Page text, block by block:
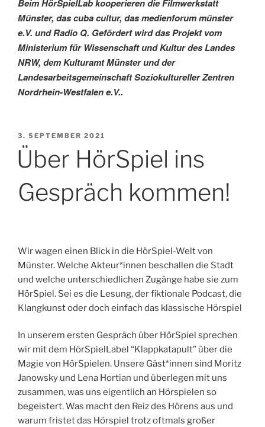
Beim HörSpielLab kooperieren die Filmwerkstatt
Münster, das cuba cultur, das medienforum münster
e.V. und Radio Q. Gefördert wird das Projekt vom
Ministerium für Wissenschaft und Kultur des Landes
NRW, dem Kulturamt Münster und der
Landesarbeitsgemeinschaft Soziokultureller Zentren
Nordrhein-Westfalen e.V..
VERÖFFENTLICHT
AM
3. SEPTEMBER 2021
Über HörSpiel ins
Gespräch kommen!
Wir wagen einen Blick in die HörSpiel-Welt von
Münster. Welche Akteur*innen beschallen die Stadt
und welche unterschiedlichen Zugänge habe sie zum
HörSpiel. Sei es die Lesung, der fiktionale Podcast, die
Klangkunst oder doch einfach das klassische Hörspiel
In unserem ersten Gespräch über HörSpiel sprechen
wir mit dem HörSpielLabel “Klappkatapult” über die
Magie von HörSpielen. Unsere Gäst*innen sind Moritz
Janowsky und Lena Hortian und überlegen mit uns
zusammen, was uns eigentlich an Hörspielen so
begeistert. Was macht den Reiz des Hörens aus und
warum fristet das Hörspiel trotz oftmals großer